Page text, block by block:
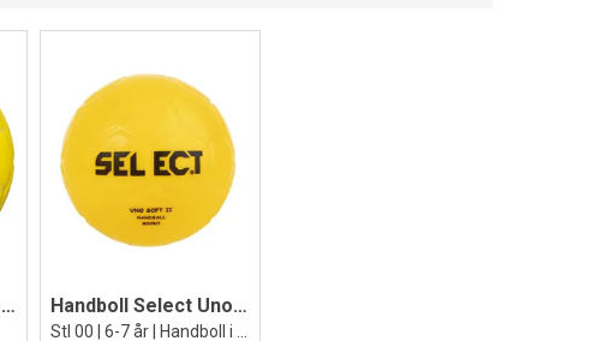
Handboll Select Duo Soft Lilleput Handboll Select Uno Soft II